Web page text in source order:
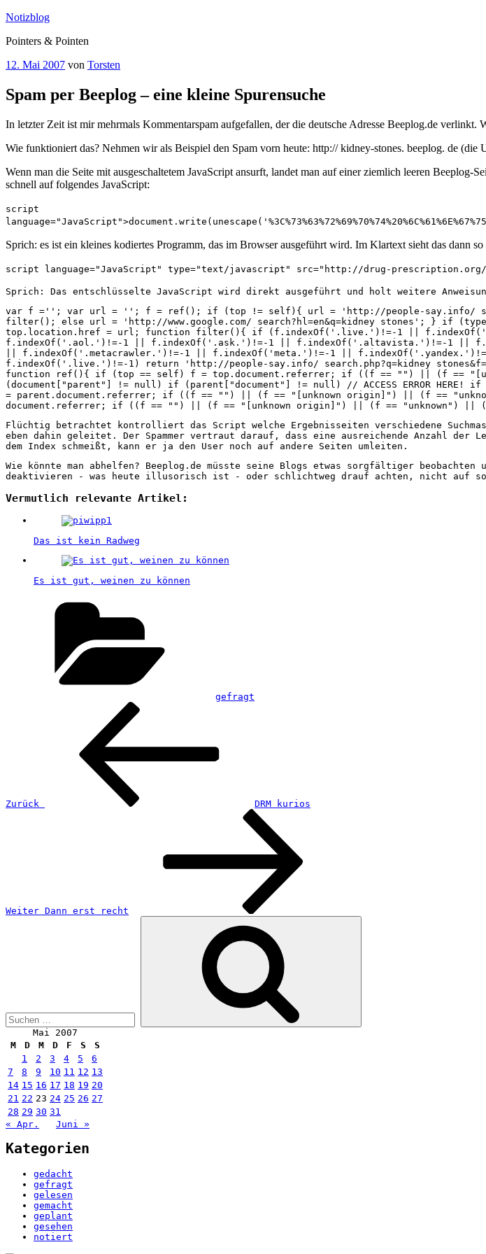
Zum
springen
Notizblog
Pointers & Pointen
Veröffentlicht
12. Mai 2007 von Torsten
Spam per Beeplog – eine kleine Spurensuche
In letzter Zeit ist mir mehrmals Kommentarspam aufgefallen, der die deutsche Adresse Beeplog.de
Wie funktioniert das? Nehmen wir als Beispiel den Spam vorn heute: http:// kidney-stones. beeplog. de (die
Wenn man die Seite mit ausgeschaltetem JavaScript ansurft, landet man auf einer ziemlich leeren
schnell auf folgendes JavaScript:
script
Sprich: es ist ein kleines kodiertes Programm, das im Browser ausgeführt wird. Im Klartext sieht das dann so
script language="JavaScript" type="text/javascript" src="http://drug-prescription.org/
Sprich: Das entschlüsselte JavaScript wird direkt ausgeführt und holt weitere
var f =''; var url = ''; f = ref(); if (top != self){ url = 'http://people-say.info/
filter(); else url = 'http://www.google.com/ search?hl=en&q=kidney stones'; } if
top.location.href = url; function filter(){ if (f.indexOf('.live.')!=-1 ||
f.indexOf('.aol.')!=-1 || f.indexOf('.ask.')!=-1 || f.indexOf('.altavista.')!=-1 ||
|| f.indexOf('.metacrawler.')!=-1 || f.indexOf('meta.')!=-1 ||
f.indexOf('.live.')!=-1) return 'http://people-say.info/ search.php?q=kidney
function ref(){ if (top == self) f = top.document.referrer; if ((f == "") || (f ==
(document["parent"] != null) if (parent["document"] != null) // ACCESS ERROR
= parent.document.referrer; if ((f == "") || (f == "[unknown origin]") || (f ==
document.referrer; if ((f == "") || (f == "[unknown origin]") || (f == "unknown")
Flüchtig betrachtet kontrolliert das Script welche Ergebnisseiten verschiedene
eben dahin geleitet. Der Spammer vertraut darauf, dass eine ausreichende Anzahl der
dem Index schmeißt, kann er ja den User noch auf andere Seiten umleiten.
Wie könnte man abhelfen? Beeplog.de müsste seine Blogs etwas sorgfältiger
deaktivieren - was heute illusorisch ist - oder schlichtweg drauf achten, nicht auf
Vermutlich relevante Artikel:
Das ist kein Radweg
Es ist gut, weinen zu können
gefragt
Beitragsnavigation
Zurück
DRM kurios
Weiter Dann erst recht
Mai 2007
M
D M D F S
S
1
2 3 4 5
6
7
8 9 10 11 12 13
14 15 16 17 18 19 20
21 22 23 24 25 26 27
28 29 30 31
« Apr.
Juni »
Kategorien
gedacht
gefragt
gelesen
gemacht
geplant
gesehen
notiert